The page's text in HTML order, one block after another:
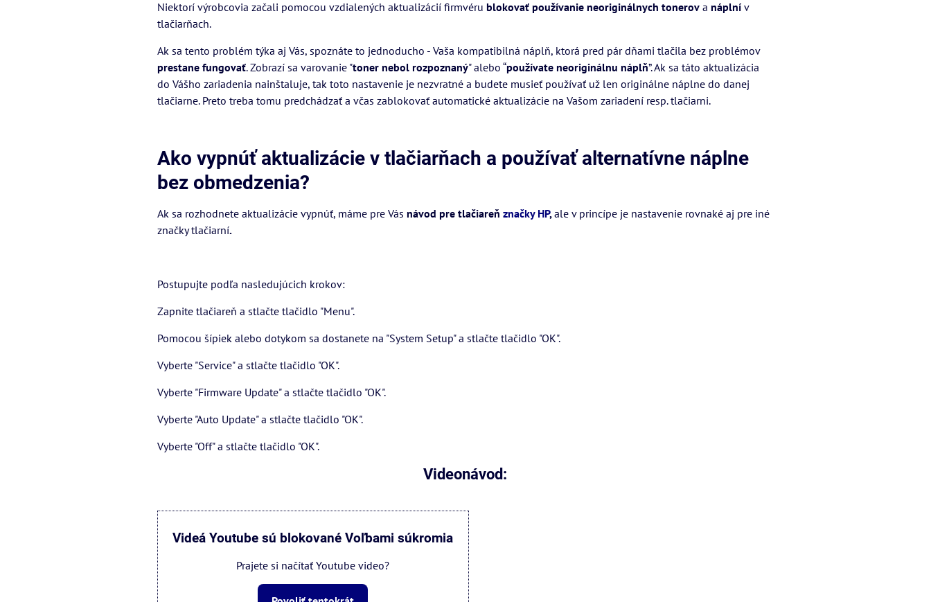
Niektorí výrobcovia začali pomocou vzdialených aktualizácií firmvéru blokovať používanie neoriginálnych tonerova náplní v
tlačiarňach.
Ak sa tento problém týka aj Vás, spoznáte to jednoducho - Vaša kompatibilná náplň, ktorá pred pár dňami tlačila bez problémov
prestane fungovať. Zobrazí sa varovanie "toner nebol rozpoznaný" alebo “používate neoriginálnu náplň”. Ak sa táto aktualizácia
do Vášho zariadenia nainštaluje, tak toto nastavenie je nezvratné a budete musieť používať už len originálne náplne do danej
tlačiarne. Preto treba tomu predchádzať a včas zablokovať automatické aktualizácie na Vašom zariadení resp. tlačiarni.
Ako vypnúť aktualizácie v tlačiarňach a používať alternatívne náplne
bez obmedzenia?
Ak sa rozhodnete aktualizácie vypnúť, máme pre Vás návod pre tlačiareň značky HP,ale v princípe je nastavenie rovnaké aj pre iné
značky tlačiarní.
Postupujte podľa nasledujúcich krokov:
Zapnite tlačiareň a stlačte tlačidlo "Menu".
Pomocou šípiek alebo dotykom sa dostanete na "System Setup" a stlačte tlačidlo "OK".
Vyberte "Service" a stlačte tlačidlo "OK".
Vyberte "Firmware Update" a stlačte tlačidlo "OK".
Vyberte "Auto Update" a stlačte tlačidlo "OK".
Vyberte "Off" a stlačte tlačidlo "OK".
Videonávod:
Videá Youtube sú blokované Voľbami súkromia
Prajete si načítať Youtube video?